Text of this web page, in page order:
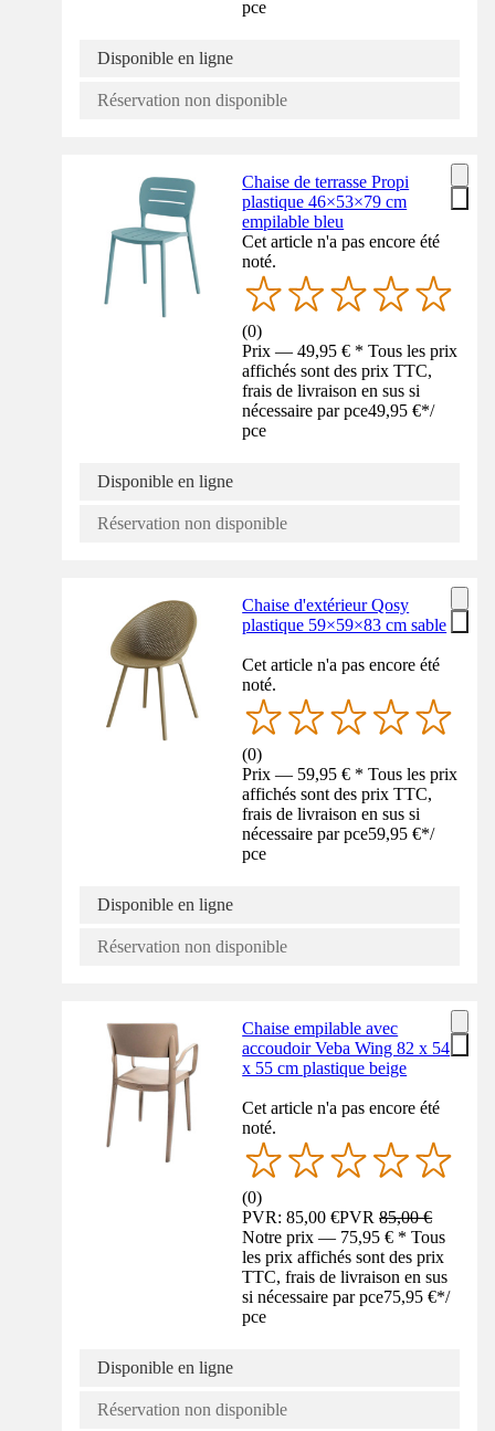
pce
Disponible en ligne
Réservation non disponible
Chaise de terrasse Propi
plastique 46×53×79 cm
empilable bleu
Cet article n'a pas encore été
noté.
(0)
Prix — 49,95 € * Tous les prix
affichés sont des prix TTC,
frais de livraison en sus si
nécessaire par pce49,95 €*/
pce
Disponible en ligne
Réservation non disponible
Chaise d'extérieur Qosy
plastique 59×59×83 cm sable
Cet article n'a pas encore été
noté.
(0)
Prix — 59,95 € * Tous les prix
affichés sont des prix TTC,
frais de livraison en sus si
nécessaire par pce59,95 €*/
pce
Disponible en ligne
Réservation non disponible
Chaise empilable avec
accoudoir Veba Wing 82 x 54
x 55 cm plastique beige
Cet article n'a pas encore été
noté.
(0)
PVR: 85,00 €PVR85,00 €
Notre prix — 75,95 € * Tous
les prix affichés sont des prix
TTC, frais de livraison en sus
si nécessaire par pce75,95 €*/
pce
Disponible en ligne
Réservation non disponible